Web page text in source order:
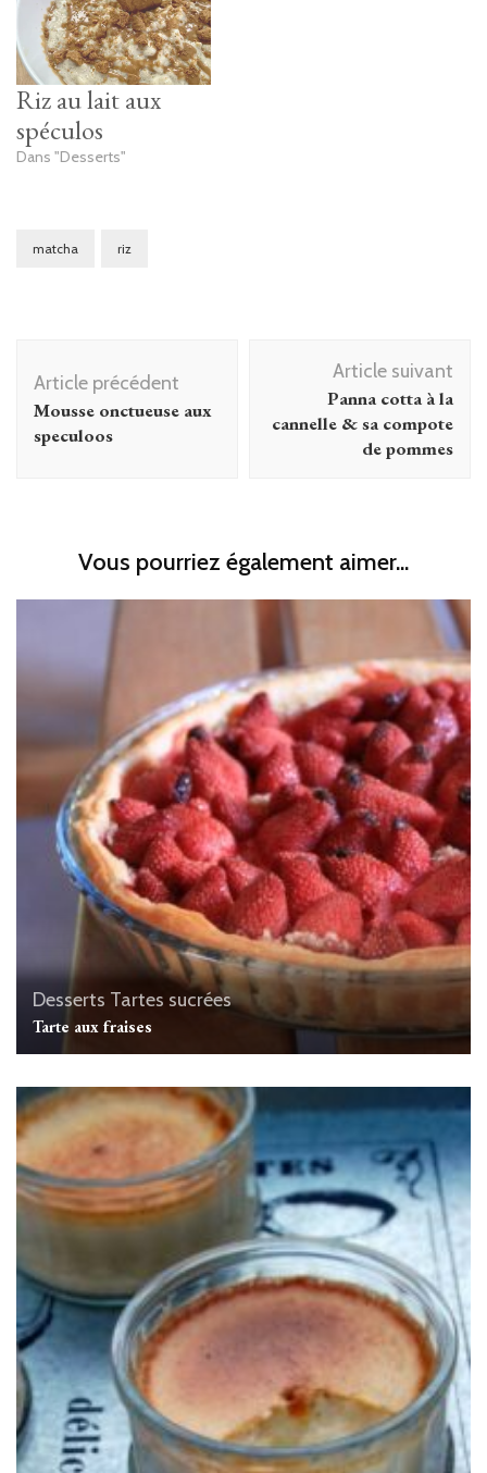
Riz au lait aux
spéculos
Dans "Desserts"
matcha riz
d'article
Article précédent
Mousse onctueuse aux
speculoos
Article suivant
Panna cotta à la
cannelle & sa compote
de pommes
Vous pourriez également aimer...
Desserts Tartes sucrées
Tarte aux fraises